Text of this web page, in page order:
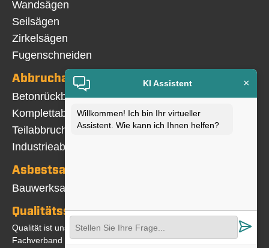
Navigation
überspringen
Wandsägen
Seilsägen
Zirkelsägen
Fugenschneiden
Abbrucharbeiten
Navigation
überspringen
Betonrückbau
Komplettabbruch
Teilabbruch
Industrieabbruch
Asbestsanierung
Navigation
überspringen
Bauwerksabdichtung
Qualitätssicherung
Qualität ist uns wichtig. Wir sind Mitglied im
Fachverband und DEKRA-zertifiziert
KI Assistent ×
Willkommen! Ich bin Ihr virtueller
Assistent. Wie kann ich Ihnen helfen?